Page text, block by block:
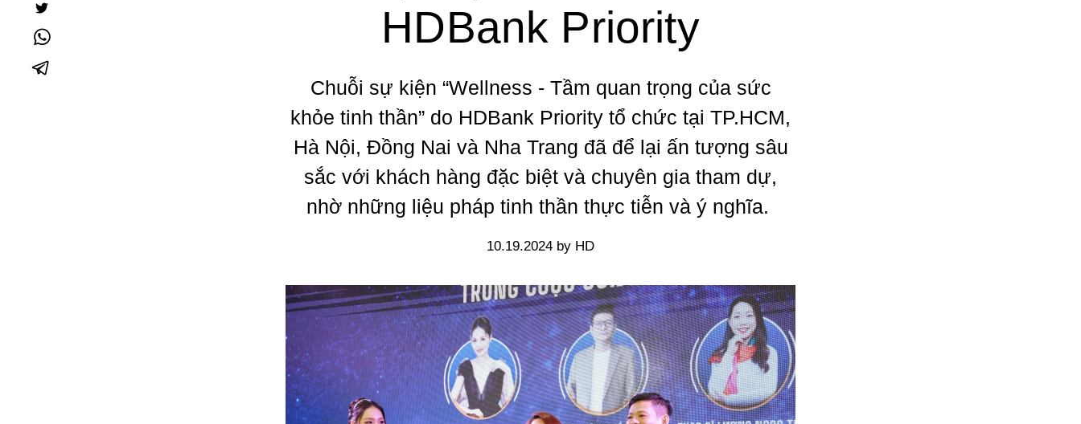
HDBank Priority
Chuỗi sự kiện “Wellness - Tầm quan trọng của sức
khỏe tinh thần” do HDBank Priority tổ chức tại TP.HCM,
Hà Nội, Đồng Nai và Nha Trang đã để lại ấn tượng sâu
sắc với khách hàng đặc biệt và chuyên gia tham dự,
nhờ những liệu pháp tinh thần thực tiễn và ý nghĩa.
10.19.2024 by HD